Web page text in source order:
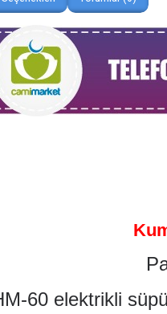
60 elektrikli